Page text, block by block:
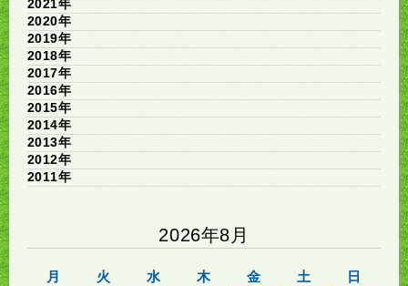
2021年
2020年
2019年
2018年
2017年
2016年
2015年
2014年
2013年
2012年
2011年
2026年8月
月 火 水 木 金 土
日